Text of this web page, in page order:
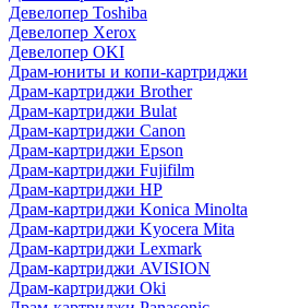
Девелопер Toshiba
Девелопер Xerox
Девелопер OKI
Драм-юниты и копи-картриджи
Драм-картриджи Brother
Драм-картриджи Bulat
Драм-картриджи Canon
Драм-картриджи Epson
Драм-картриджи Fujifilm
Драм-картриджи HP
Драм-картриджи Konica Minolta
Драм-картриджи Kyocera Mita
Драм-картриджи Lexmark
Драм-картриджи AVISION
Драм-картриджи Oki